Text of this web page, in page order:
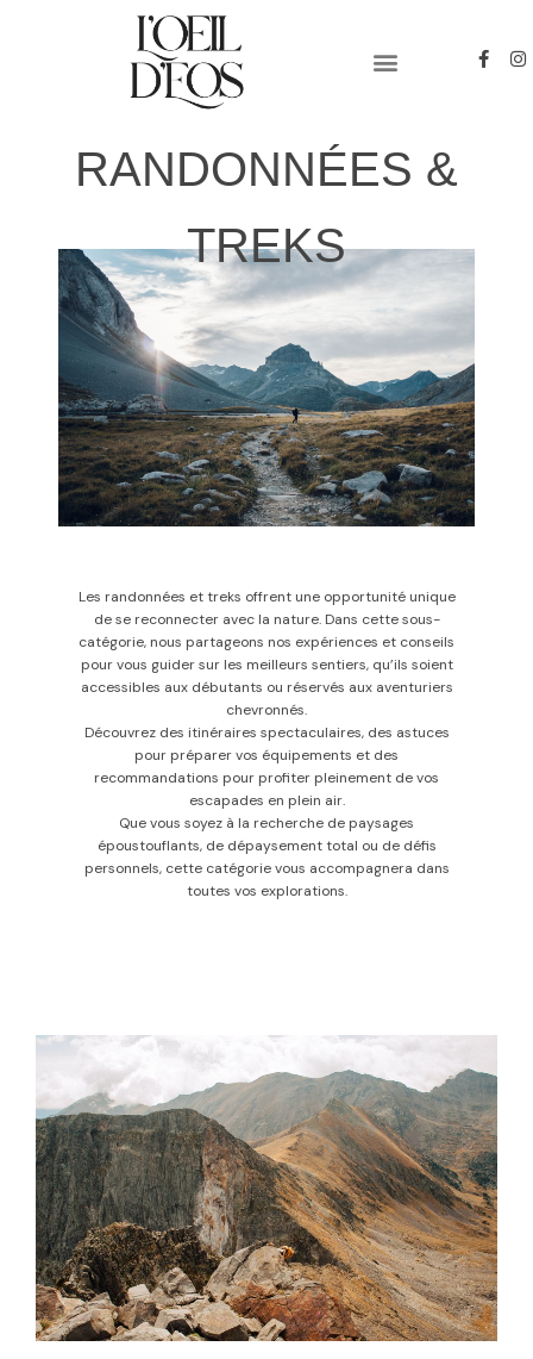
RANDONNÉES &
TREKS
Les randonnées et treks offrent une opportunité unique
de se reconnecter avec la nature. Dans cette sous-
catégorie, nous partageons nos expériences et conseils
pour vous guider sur les meilleurs sentiers, qu’ils soient
accessibles aux débutants ou réservés aux aventuriers
chevronnés.
Découvrez des itinéraires spectaculaires, des astuces
pour préparer vos équipements et des
recommandations pour profiter pleinement de vos
escapades en plein air.
Que vous soyez à la recherche de paysages
époustouflants, de dépaysement total ou de défis
personnels, cette catégorie vous accompagnera dans
toutes vos explorations.